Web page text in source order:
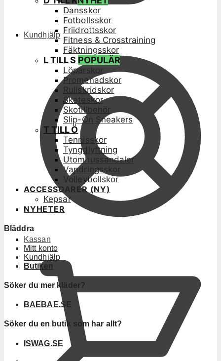
Kundhjälp
Kassan
Dansskor
Fotbollsskor
Friidrottsskor
Fitness & Crosstraining
Fäktningsskor
L TILL S POPULÄR
Löparskor
Promenadskor
Rullskridskor
Skateskor
Skotillbehör
Slip-On Sneakers
T TILL Ö
Tennisskor
Tyngdlyftning
Utomhussandaler
Vandringsskor
Volleybollskor
ACCESSOARER (NY)
Kepsar
NYHETER
Bläddra
Mitt konto
Kundhjälp
Butiken
Söker du mer kläder?
BAEBAE.SE
Söker du en butik som har allt?
ISWAG.SE